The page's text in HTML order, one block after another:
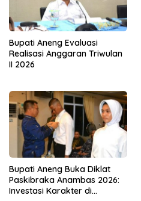
Bupati Aneng Evaluasi
Realisasi Anggaran Triwulan
II 2026
Bupati Aneng Buka Diklat
Paskibraka Anambas 2026:
Investasi Karakter di